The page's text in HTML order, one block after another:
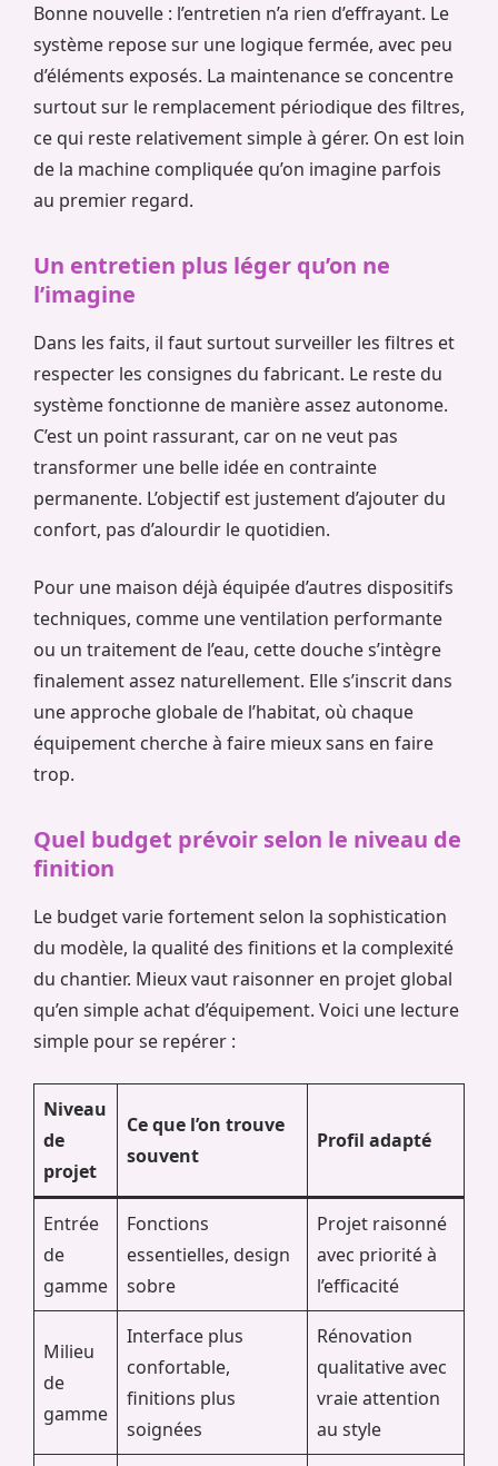
Bonne nouvelle : l’entretien n’a rien d’effrayant. Le
système repose sur une logique fermée, avec peu
d’éléments exposés. La maintenance se concentre
surtout sur le remplacement périodique des filtres,
ce qui reste relativement simple à gérer. On est loin
de la machine compliquée qu’on imagine parfois
au premier regard.
Un entretien plus léger qu’on ne
l’imagine
Dans les faits, il faut surtout surveiller les filtres et
respecter les consignes du fabricant. Le reste du
système fonctionne de manière assez autonome.
C’est un point rassurant, car on ne veut pas
transformer une belle idée en contrainte
permanente. L’objectif est justement d’ajouter du
confort, pas d’alourdir le quotidien.
Pour une maison déjà équipée d’autres dispositifs
techniques, comme une ventilation performante
ou un traitement de l’eau, cette douche s’intègre
finalement assez naturellement. Elle s’inscrit dans
une approche globale de l’habitat, où chaque
équipement cherche à faire mieux sans en faire
trop.
Quel budget prévoir selon le niveau de
finition
Le budget varie fortement selon la sophistication
du modèle, la qualité des finitions et la complexité
du chantier. Mieux vaut raisonner en projet global
qu’en simple achat d’équipement. Voici une lecture
simple pour se repérer :
Niveau
de
projet
Ce que l’on trouve
souvent
Profil adapté
Entrée
de
gamme
Fonctions
essentielles, design
sobre
Projet raisonné
avec priorité à
l’efficacité
Milieu
de
gamme
Interface plus
confortable,
finitions plus
soignées
Rénovation
qualitative avec
vraie attention
au style